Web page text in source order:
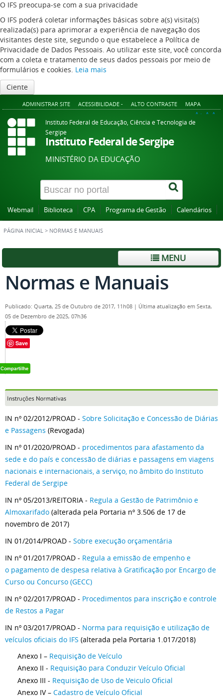
O IFS preocupa-se com a sua privacidade
O IFS poderá coletar informações básicas sobre a(s) visita(s)
realizada(s) para aprimorar a experiência de navegação dos
visitantes deste site, segundo o que estabelece a Política de
Privacidade de Dados Pessoais. Ao utilizar este site, você concorda
com a coleta e tratamento de seus dados pessoais por meio de
formulários e cookies. Leia mais
Ciente
ADMINISTRAR SITE ACESSIBILIDADE - ALTO CONTRASTE MAPA
A+ A A-
Instituto Federal de Educação, Ciência e Tecnologia de
Sergipe
Instituto Federal de Sergipe
MINISTÉRIO DA EDUCAÇÃO
Webmail Biblioteca CPA Programa de Gestão Calendários
PÁGINA INICIAL > NORMAS E MANUAIS
MENU
Normas e Manuais
Publicado: Quarta, 25 de Outubro de 2017, 11h08 | Última atualização em Sexta,
05 de Dezembro de 2025, 07h36
Save
IN nº 02/2012/PROAD - Sobre Solicitação e Concessão de Diárias
e Passagens (Revogada)
IN nº 01/2020/PROAD - procedimentos para afastamento da
sede e do país e concessão de diárias e passagens em viagens
nacionais e internacionais, a serviço, no âmbito do Instituto
Federal de Sergipe
IN nº 05/2013/REITORIA - Regula a Gestão de Patrimônio e
Almoxarifado (alterada pela Portaria nº 3.506 de 17 de
novembro de 2017)
IN 01/2014/PROAD - Sobre execução orçamentária
IN nº 01/2017/PROAD - Regula a emissão de empenho e
o pagamento de despesa relativa à Gratificação por Encargo de
Curso ou Concurso (GECC)
IN nº 02/2017/PROAD - Procedimentos para inscrição e controle
de Restos a Pagar
IN nº 03/2017/PROAD - Norma para requisição e utilização de
veículos oficiais do IFS (alterada pela Portaria 1.017/2018)
Anexo I – Requisição de Veículo
Anexo II - Requisição para Conduzir Veículo Oficial
Anexo III - Requisição de Uso de Veiculo Oficial
Anexo IV – Cadastro de Veículo Oficial